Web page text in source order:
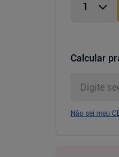
Calcular
Não sei meu